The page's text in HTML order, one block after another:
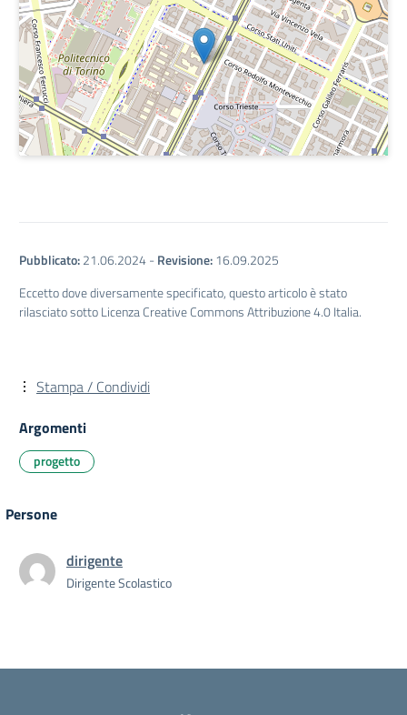
Pubblicato:21.06.2024-Revisione:16.09.2025
Eccetto dove diversamente specificato, questo articolo è stato
rilasciato sotto Licenza Creative Commons Attribuzione 4.0 Italia.
Stampa / Condividi
Argomenti
progetto
Persone
dirigente
Dirigente Scolastico